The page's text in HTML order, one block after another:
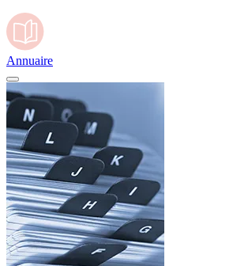
Annuaire